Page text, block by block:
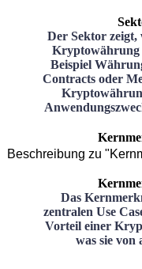
Der Sektor zeigt,
Kryptowährung
Beispiel
Contracts oder
Beschreibung zu
Das
zentralen Use
Vorteil einer
was sie von